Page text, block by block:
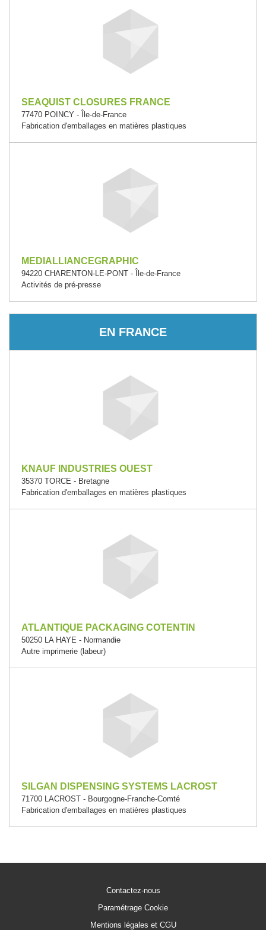
SEAQUIST CLOSURES FRANCE
77470 POINCY - Île-de-France
Fabrication d'emballages en matières plastiques
MEDIALLIANCEGRAPHIC
94220 CHARENTON-LE-PONT - Île-de-France
Activités de pré-presse
EN FRANCE
KNAUF INDUSTRIES OUEST
35370 TORCE - Bretagne
Fabrication d'emballages en matières plastiques
ATLANTIQUE PACKAGING COTENTIN
50250 LA HAYE - Normandie
Autre imprimerie (labeur)
SILGAN DISPENSING SYSTEMS LACROST
71700 LACROST - Bourgogne-Franche-Comté
Fabrication d'emballages en matières plastiques
Contactez-nous
Paramétrage Cookie
Mentions légales et CGU